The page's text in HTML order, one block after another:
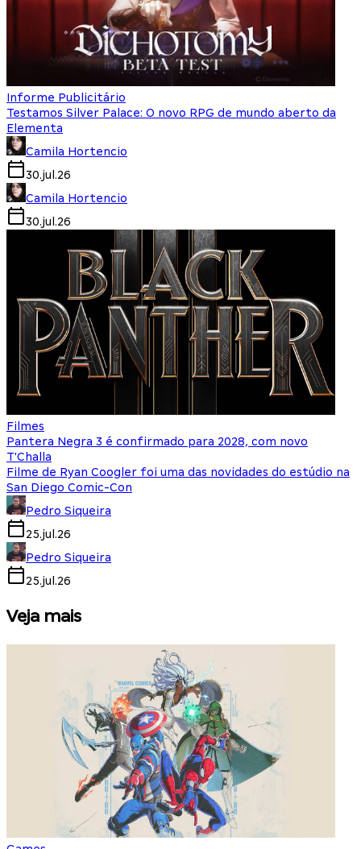
Informe Publicitário
Testamos Silver Palace: O novo RPG de mundo aberto da
Elementa
Camila Hortencio
30.jul.26
Camila Hortencio
30.jul.26
Filmes
Pantera Negra 3 é confirmado para 2028, com novo
T'Challa
Filme de Ryan Coogler foi uma das novidades do estúdio na
San Diego Comic-Con
Pedro Siqueira
25.jul.26
Pedro Siqueira
25.jul.26
Veja mais